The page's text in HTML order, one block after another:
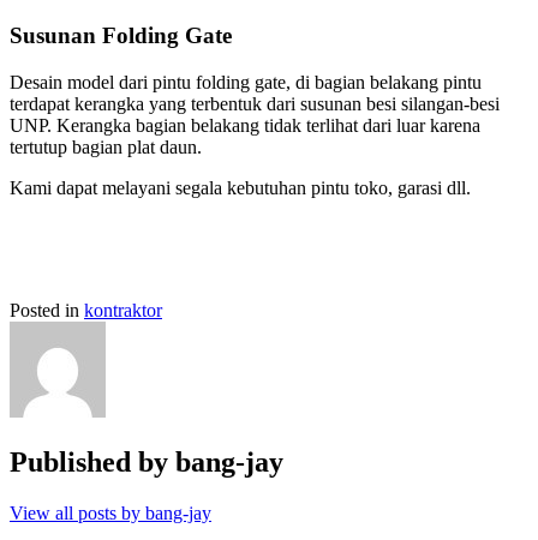
Susunan Folding Gate
Desain model dari pintu folding gate, di bagian belakang pintu
terdapat kerangka yang terbentuk dari susunan besi silangan-besi
UNP. Kerangka bagian belakang tidak terlihat dari luar karena
tertutup bagian plat daun.
Kami dapat melayani segala kebutuhan pintu toko, garasi dll.
Posted in kontraktor
Published by bang-jay
View all posts by bang-jay